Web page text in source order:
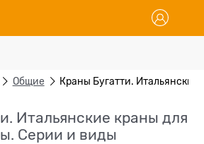
Общие Краны Бугатти.
Итальянские краны для
Серии и виды